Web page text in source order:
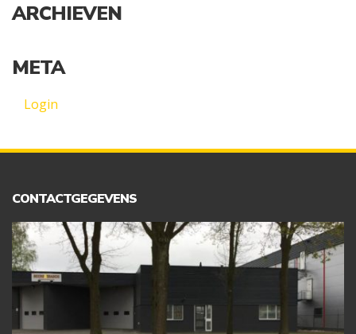
ARCHIEVEN
META
Login
CONTACTGEGEVENS